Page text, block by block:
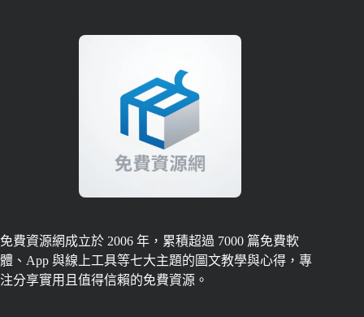
免費資源網成立於 2006 年，累積超過 7000 篇免費軟
體、App 與線上工具等七大主題的圖文教學與心得，專
注分享實用且值得信賴的免費資源。